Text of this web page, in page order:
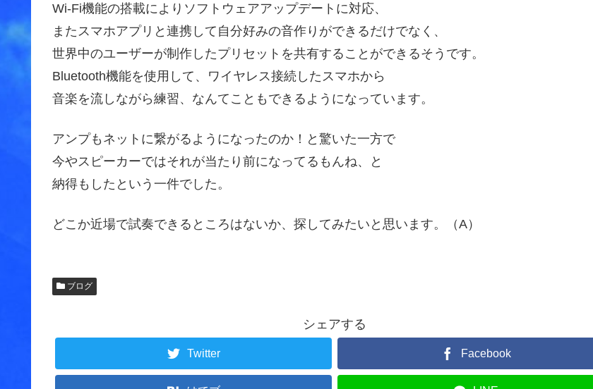
Wi-Fi機能の搭載によりソフトウェアアップデートに対応、
またスマホアプリと連携して自分好みの音作りができるだけでなく、
世界中のユーザーが制作したプリセットを共有することができるそうです。
Bluetooth機能を使用して、ワイヤレス接続したスマホから
音楽を流しながら練習、なんてこともできるようになっています。
アンプもネットに繋がるようになったのか！と驚いた一方で
今やスピーカーではそれが当たり前になってるもんね、と
納得もしたという一件でした。
どこか近場で試奏できるところはないか、探してみたいと思います。（A）
ブログ
シェアする
Twitter Facebook